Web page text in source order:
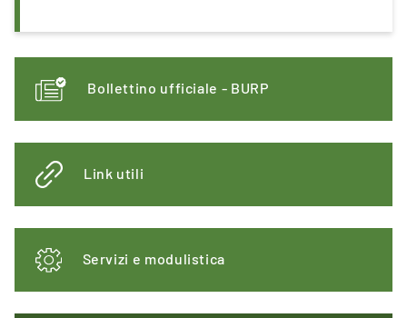
Bollettino ufficiale - BURP
Link utili
Servizi e modulistica